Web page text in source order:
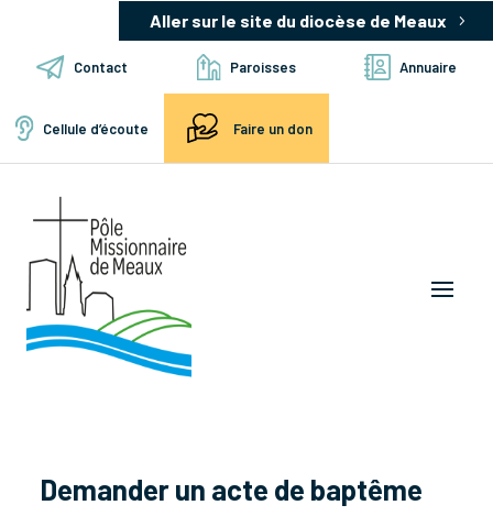
Aller sur le site du diocèse de Meaux
Contact Paroisses Annuaire
Cellule d’écoute Faire un don
Demander un acte de baptême